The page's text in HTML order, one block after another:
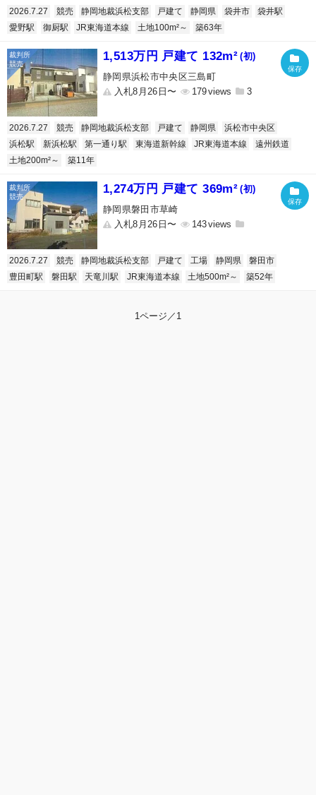
2026.7.27 競売 静岡地裁浜松支部 戸建て 静岡県 袋井市
袋井駅
愛野駅
御厨駅 JR東海道本線 土地100m²～ 築63年
1,513万円 戸建て 132m² (初)
静岡県浜松市中央区三島町
入札8月26日〜
179 3
2026.7.27 競売 静岡地裁浜松支部 戸建て 静岡県
浜松市中央区
浜松駅
新浜松駅 第一通り駅 東海道新幹線 JR東海道本線
遠州鉄道
土地200m²～
築11年
1,274万円 戸建て 369m² (初)
静岡県磐田市草崎
入札8月26日〜
143
2026.7.27 競売 静岡地裁浜松支部 戸建て 工場 静岡県
磐田市
豊田町駅
磐田駅 天竜川駅 JR東海道本線 土地500m²～ 築52年
1ページ／1